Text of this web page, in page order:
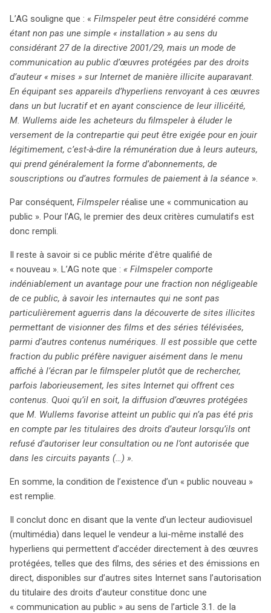
L’AG souligne que : « Filmspeler peut être considéré comme
étant non pas une simple « installation » au sens du
considérant 27 de la directive 2001/29, mais un mode de
communication au public d’œuvres protégées par des droits
d’auteur « mises » sur Internet de manière illicite auparavant.
En équipant ses appareils d’hyperliens renvoyant à ces œuvres
dans un but lucratif et en ayant conscience de leur illicéité,
M. Wullems aide les acheteurs du filmspeler à éluder le
versement de la contrepartie qui peut être exigée pour en jouir
légitimement, c’est-à-dire la rémunération due à leurs auteurs,
qui prend généralement la forme d’abonnements, de
souscriptions ou d’autres formules de paiement à la séance ».
Par conséquent, Filmspelerréalise une « communication au
public ». Pour l’AG, le premier des deux critères cumulatifs est
donc rempli.
Il reste à savoir si ce public mérite d’être qualifié de
« nouveau ». L’AG note que : « Filmspeler comporte
indéniablement un avantage pour une fraction non négligeable
de ce public, à savoir les internautes qui ne sont pas
particulièrement aguerris dans la découverte de sites illicites
permettant de visionner des films et des séries télévisées,
parmi d’autres contenus numériques. Il est possible que cette
fraction du public préfère naviguer aisément dans le menu
affiché à l’écran par le filmspeler plutôt que de rechercher,
parfois laborieusement, les sites Internet qui offrent ces
contenus. Quoi qu’il en soit, la diffusion d’œuvres protégées
que M. Wullems favorise atteint un public qui n’a pas été pris
en compte par les titulaires des droits d’auteur lorsqu’ils ont
refusé d’autoriser leur consultation ou ne l’ont autorisée que
dans les circuits payants (…) ».
En somme, la condition de l’existence d’un « public nouveau »
est remplie.
Il conclut donc en disant que la vente d’un lecteur audiovisuel
(multimédia) dans lequel le vendeur a lui-même installé des
hyperliens qui permettent d’accéder directement à des œuvres
protégées, telles que des films, des séries et des émissions en
direct, disponibles sur d’autres sites Internet sans l’autorisation
du titulaire des droits d’auteur constitue donc une
« communication au public » au sens de l’article 3.1. de la